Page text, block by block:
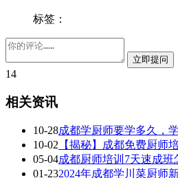
标签：
14
相关资讯
10-28成都学厨师要学多久，
10-02 【揭秘】成都免费厨师
05-04成都厨师培训7天速成班
01-232024年成都学川菜厨师